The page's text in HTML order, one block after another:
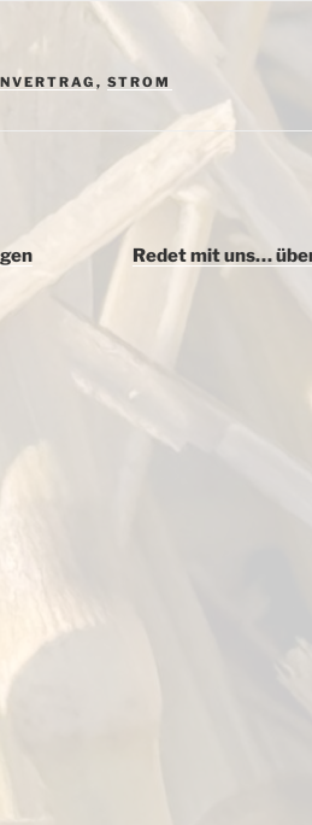
, STROM
Redet mit uns…